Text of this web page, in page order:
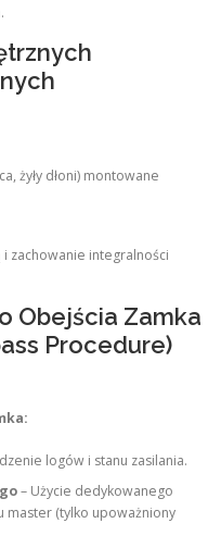
żyły dłoni) montowane
zachowanie integralności
Obejścia Zamka
Procedure)
logów i stanu zasilania.
– Użycie dedykowanego
master (tylko upoważniony